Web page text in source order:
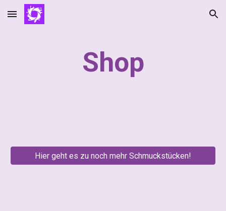
Skip to main content Skip to navigation
Shop
Hier geht es zu noch mehr Schmuckstücken!